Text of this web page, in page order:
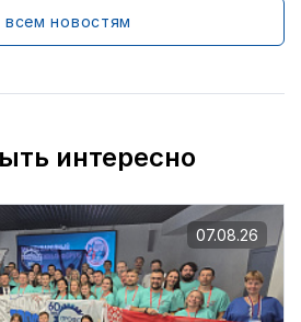
всем новостям
интересно
07.08.26